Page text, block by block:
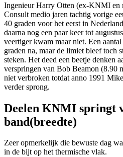
Ingenieur Harry Otten (ex-KNMI en
Consult medio jaren tachtig vorige
40 graden voor het eerst in
daarna nog een paar keer tot
veertiger kwam maar niet. Een
graden na, maar de limiet bleef toch
steken. Het deed een beetje denken
verspringen van Bob Beamon (8.90
niet verbroken totdat anno 1991
verder sprong.
Deelen KNMI springt
band(breedte)
Zeer opmerkelijk die bewuste dag
in de bijt op het thermische vlak.